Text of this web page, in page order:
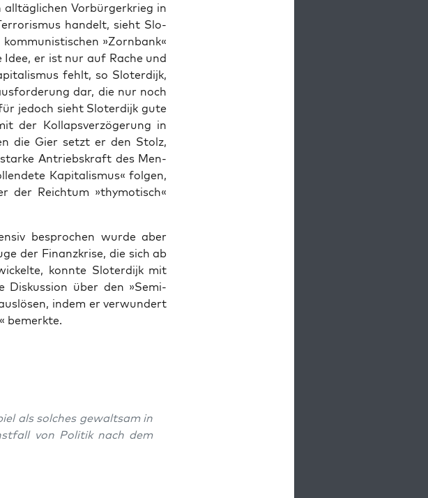
alltäglichen Vor­bürg­erkrieg in
han­delt, sieht Slo­
»Zorn­bank«
er ist nur auf Rache und
fehlt, so Slo­ter­dijk,
dar, die nur noch
jedoch sieht Slo­ter­dijk gute
der Kol­lapsverzögerung in
die Gier set­zt er den Stolz,
Antrieb­skraft des Men­
Kap­i­tal­is­mus« fol­gen,
der Reich­tum »thy­mo­tisch«
besprochen wurde aber
der Finanzkrise, die sich ab
kon­nte Slo­ter­dijk mit
Diskus­sion über den »Semi-
indem er ver­wun­dert
bemerk­te.
als solch­es gewalt­sam in
von Poli­tik nach dem